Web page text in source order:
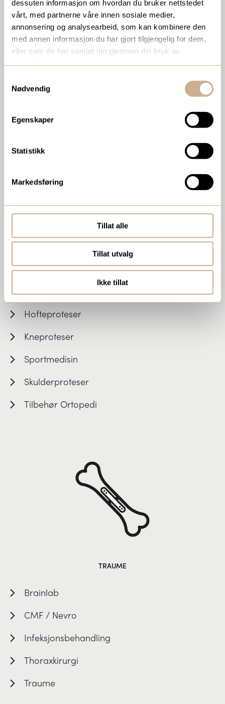
dessuten informasjon om hvordan du bruker nettstedet
vårt, med partnerne våre innen sosiale medier,
annonsering og analysearbeid, som kan kombinere den
med annen informasjon du har gjort tilgjengelig for dem,
eller som de har samlet inn gjennom din bruk av
Nødvendig
Egenskaper
Statistikk
Markedsføring
Tillat alle
Tillat utvalg
Ikke tillat
Eppendorf
Kunstig Intelligens analyseverktøy
Stereomikroskop
Digitale mikroskop
ORTOPEDI
Hofteproteser
Kneproteser
Sportmedisin
Skulderproteser
Tilbehør Ortopedi
TRAUME
Brainlab
CMF / Nevro
Infeksjonsbehandling
Thoraxkirurgi
Traume